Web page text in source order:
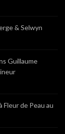
& Selwyn
Guillaume
Fleur de Peau au